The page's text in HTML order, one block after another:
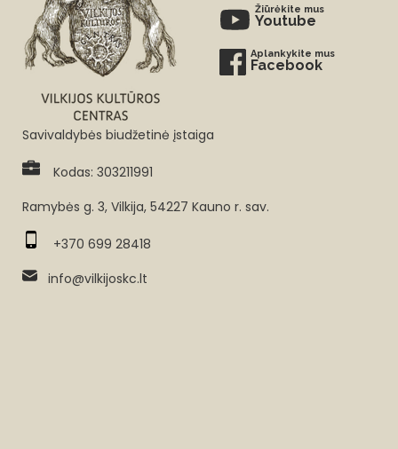
Žiūrėkite mus
Youtube
Aplankykite mus
Facebook
Savivaldybės biudžetinė įstaiga
Kodas: 303211991
Ramybės g. 3, Vilkija, 54227 Kauno r. sav.
+370 699 28418
info@vilkijoskc.lt